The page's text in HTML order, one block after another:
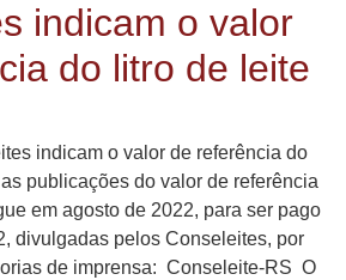
indicam o valor
do litro de leite
indicam o valor de referência do
as publicações do valor de referência
em agosto de 2022, para ser pago
divulgadas pelos Conseleites, por
de imprensa: Conseleite-RS O